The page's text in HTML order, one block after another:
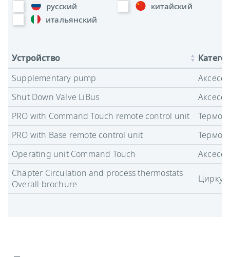
русский
китайский
итальянский
Устройство
Supplementary pump
Shut Down Valve LiBus
PRO with Command Touch remote control unit
PRO with Base remote control unit
Operating unit Command Touch
Chapter Circulation and process thermostats
Overall brochure